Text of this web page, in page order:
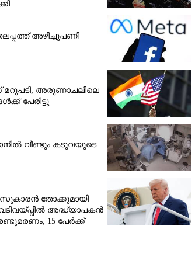
അഴിച്ചുപണി
അരുണാചലിലെ
പേരിട്ടു
വീണ്ടും കടുവയുടെ
തോക്കുമായി
അദ്ധ്യാപകൻ
15 പേർക്ക്
മാലിദ്വീപ് കടലിനടിയിലെ ഗുഹയില്‍